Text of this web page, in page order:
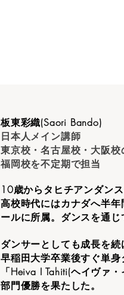
板東彩織(Saori Bando)
日本人メイン講師
東京校・名古屋校・大阪校
福岡校を不定期で担当
10歳からタヒチアンダンス
高校時代にはカナダへ半
ールに所属。ダンスを通
ダンサーとしても成長を
早稲田大学卒業後すぐ単
「Heiva I Tahiti(ヘイヴァ
部門優勝を果たした。